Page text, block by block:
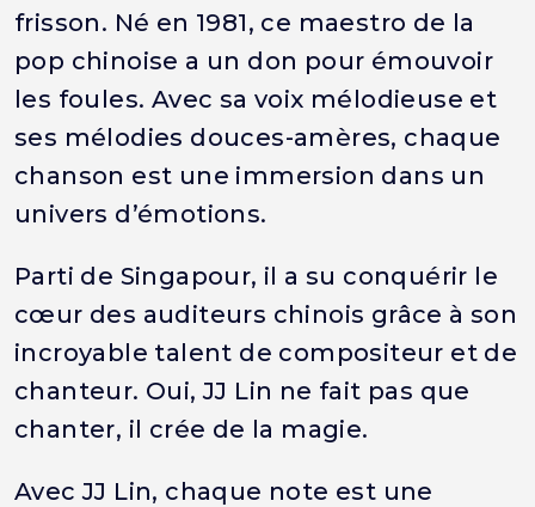
frisson. Né en 1981, ce maestro de la
pop chinoise a un don pour émouvoir
les foules. Avec sa voix mélodieuse et
ses mélodies douces-amères, chaque
chanson est une immersion dans un
univers d’émotions.
Parti de Singapour, il a su conquérir le
cœur des auditeurs chinois grâce à son
incroyable talent de compositeur et de
chanteur. Oui, JJ Lin ne fait pas que
chanter, il crée de la magie.
Avec JJ Lin, chaque note est une